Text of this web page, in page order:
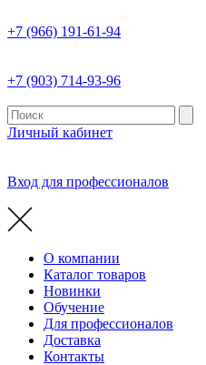
+7 (966) 191-61-94
+7 (903) 714-93-96
Личный кабинет
Вход для профессионалов
О компании
Каталог товаров
Новинки
Обучение
Для профессионалов
Доставка
Контакты